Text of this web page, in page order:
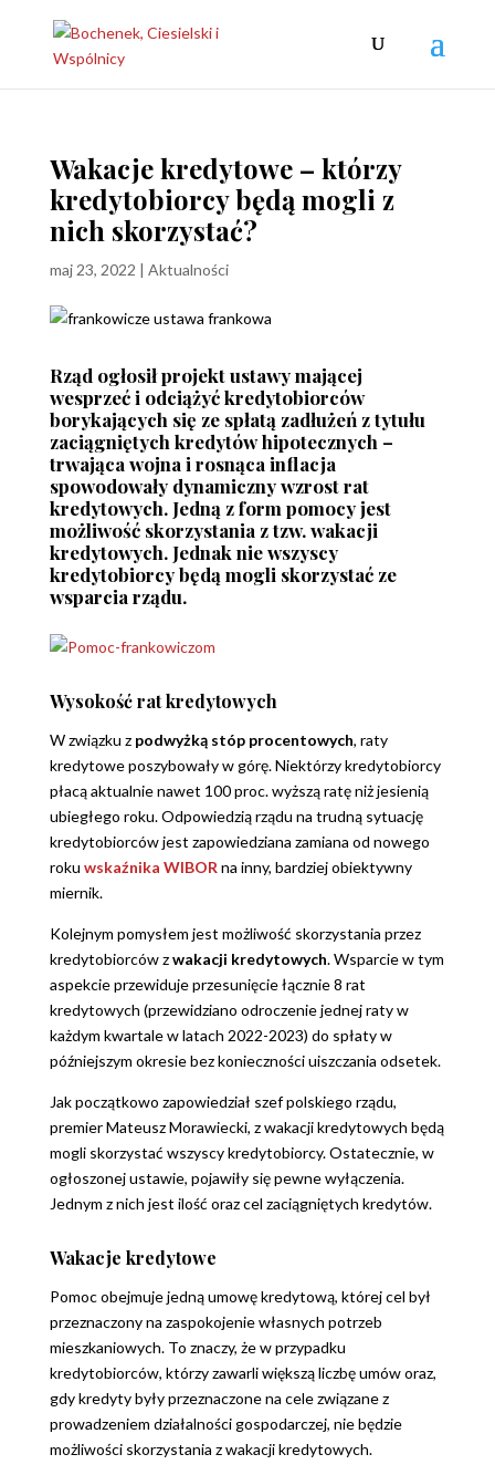
Wakacje kredytowe – którzy
kredytobiorcy będą mogli z
nich skorzystać?
maj 23, 2022 | Aktualności
Rząd ogłosił projekt ustawy mającej
wesprzeć i odciążyć kredytobiorców
borykających się ze spłatą zadłużeń z tytułu
zaciągniętych kredytów hipotecznych –
trwająca wojna i rosnąca inflacja
spowodowały dynamiczny wzrost rat
kredytowych. Jedną z form pomocy jest
możliwość skorzystania z tzw. wakacji
kredytowych. Jednak nie wszyscy
kredytobiorcy będą mogli skorzystać ze
wsparcia rządu.
Wysokość rat kredytowych
W związku z podwyżką stóp procentowych, raty
kredytowe poszybowały w górę. Niektórzy kredytobiorcy
płacą aktualnie nawet 100 proc. wyższą ratę niż jesienią
ubiegłego roku. Odpowiedzią rządu na trudną sytuację
kredytobiorców jest zapowiedziana zamiana od nowego
roku wskaźnika WIBOR na inny, bardziej obiektywny
miernik.
Kolejnym pomysłem jest możliwość skorzystania przez
kredytobiorców zwakacji kredytowych. Wsparcie w tym
aspekcie przewiduje przesunięcie łącznie 8 rat
kredytowych (przewidziano odroczenie jednej raty w
każdym kwartale w latach 2022-2023) do spłaty w
późniejszym okresie bez konieczności uiszczania odsetek.
Jak początkowo zapowiedział szef polskiego rządu,
premier Mateusz Morawiecki, z wakacji kredytowych będą
mogli skorzystać wszyscy kredytobiorcy. Ostatecznie, w
ogłoszonej ustawie, pojawiły się pewne wyłączenia.
Jednym z nich jest ilość oraz cel zaciągniętych kredytów.
Wakacje kredytowe
Pomoc obejmuje jedną umowę kredytową, której cel był
przeznaczony na zaspokojenie własnych potrzeb
mieszkaniowych. To znaczy, że w przypadku
kredytobiorców, którzy zawarli większą liczbę umów oraz,
gdy kredyty były przeznaczone na cele związane z
prowadzeniem działalności gospodarczej, nie będzie
możliwości skorzystania z wakacji kredytowych.